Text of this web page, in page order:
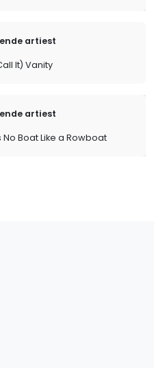
artiest
It) Vanity
artiest
No Boat Like a Rowboat